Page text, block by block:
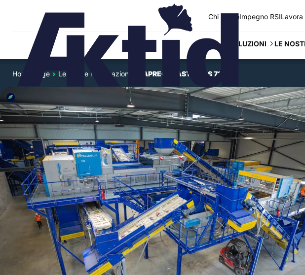
SOLUZIONI LE
Chi siamoImpegno RSILavora
Home page › Le nostre realizzazioni PAPREC PLASTIQUES 711